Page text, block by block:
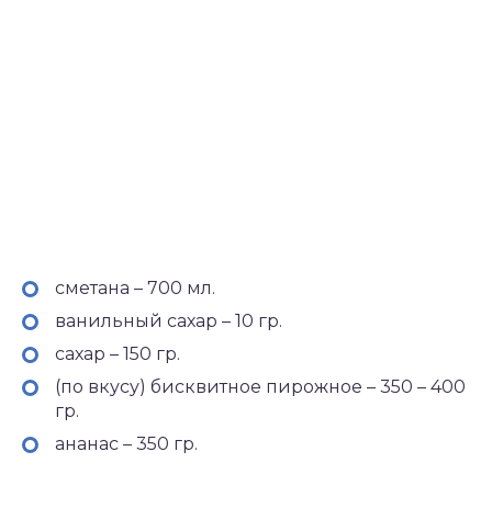
сметана – 700 мл.
ванильный сахар – 10 гр.
сахар – 150 гр.
(по вкусу) бисквитное пирожное – 350 – 400
гр.
ананас – 350 гр.